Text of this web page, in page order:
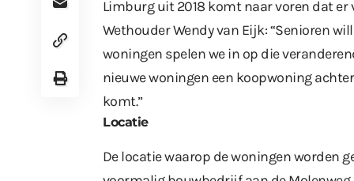
Limburg uit 2018 komt naar voren dat
Wethouder Wendy van Eijk: “Senioren
woningen spelen we in op die
nieuwe woningen een koopwoning
komt.”
Locatie
De locatie waarop de woningen worden